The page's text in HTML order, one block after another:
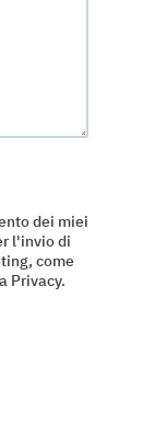
dei miei
l'invio di
come
Privacy.